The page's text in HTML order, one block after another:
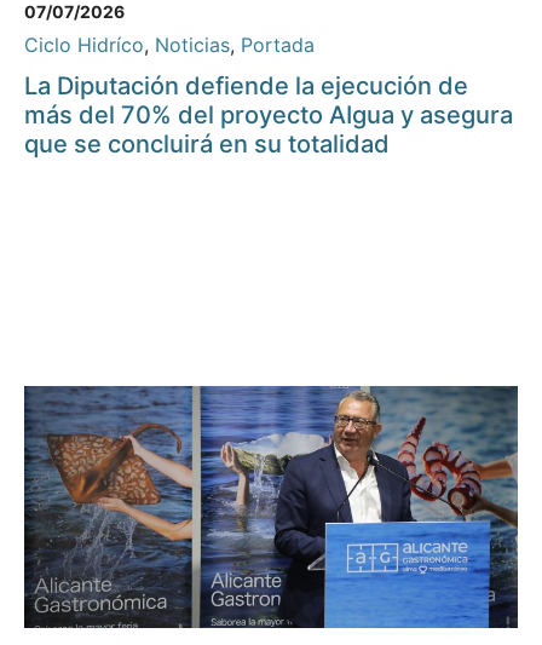
07/07/2026
Ciclo Hidríco, Noticias, Portada
La Diputación defiende la ejecución de
más del 70% del proyecto AIgua y asegura
que se concluirá en su totalidad